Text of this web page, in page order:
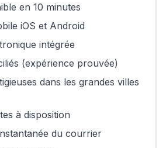
en 10 minutes
iOS et Android
intégrée
(expérience prouvée)
dans les grandes villes
à disposition
du courrier